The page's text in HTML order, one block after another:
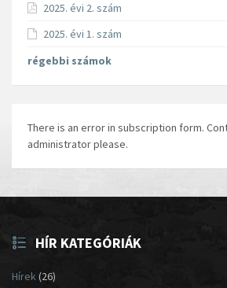
2025. évi 2. szám
2025. évi 1. szám
régebbi számok
There is an error in subscription form.
administrator please.
HÍR KATEGÓRIÁK
Hírek(26)